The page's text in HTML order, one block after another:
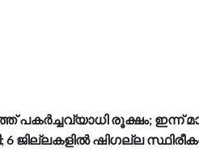
പകർച്ചവ്യാധി രൂക്ഷം; ഇന്ന്
6 ജില്ലകളിൽ ഷിഗല്ല